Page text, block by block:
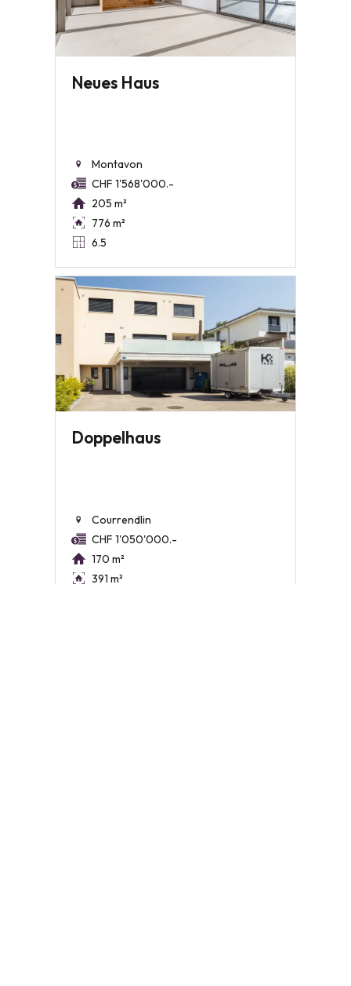
Neues Haus
Montavon
CHF 1'568'000.-
205 m²
776 m²
6.5
Doppelhaus
Courrendlin
CHF 1'050'000.-
170 m²
391 m²